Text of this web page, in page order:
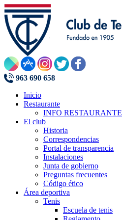
963 690 658
Inicio
Restaurante
INFO RESTAURANTE
El club
Historia
Correspondencias
Portal de transparencia
Instalaciones
Junta de gobierno
Preguntas frecuentes
Código ético
Área deportiva
Tenis
Escuela de tenis